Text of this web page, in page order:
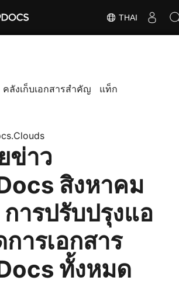
THAI
คลังเก็บเอกสารสำคัญ แท็ก
ข่าว
สิงหาคม
ารปรับปรุงแอ
ารเอกสาร
ทั้งหมด